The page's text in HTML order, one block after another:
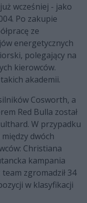
wcześniej - jako
Po zakupie
ze
energetycznych
polegający na
kierowców.
akademii.
Cosworth, a
Red Bulla został
W przypadku
dwóch
Christiana
kampania
zgromadził 34
w klasyfikacji